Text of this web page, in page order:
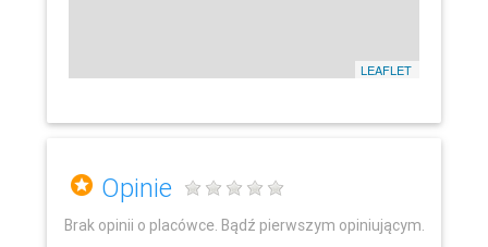
LEAFLET
Opinie
Brak opinii o placówce. Bądź pierwszym opiniującym.